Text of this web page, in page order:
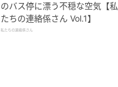
のバス停に漂う不穏な空気【私
たちの連絡係さん Vol.1】
私たちの連絡係さん